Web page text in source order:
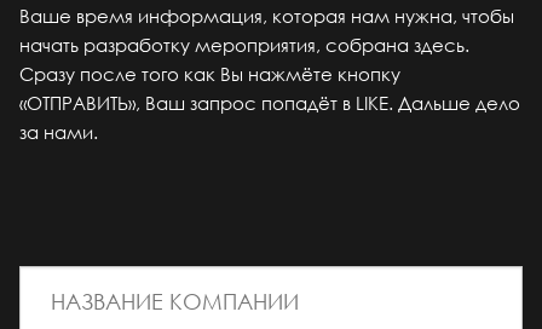
Ваше время информация, которая нам нужна, чтобы
начать разработку мероприятия, собрана здесь.
Сразу после того как Вы нажмёте кнопку
«ОТПРАВИТЬ», Ваш запрос попадёт в LIKE. Дальше дело
за нами.
*